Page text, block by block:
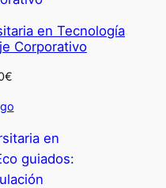
en Tecnología
Corporativo
€